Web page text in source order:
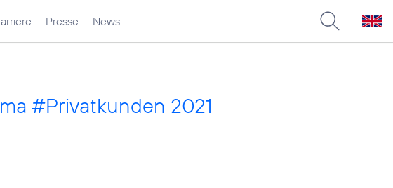
Presse News
#Privatkunden 2021